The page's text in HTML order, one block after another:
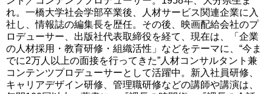
れ。一橋大学社会学部卒業後、人材サービス関連企業に入
社し、情報誌の編集長を歴任。その後、映画配給会社のプ
ロデューサー、出版社代表取締役を経て、現在は、「企業
の人材採用・教育研修・組織活性」などをテーマに、“今ま
でに2万人以上の面接を行ってきた”人材コンサルタント兼
コンテンツプロデューサーとして活躍中。新入社員研修、
キャリアデザイン研修、管理職研修などの講師や講演は、